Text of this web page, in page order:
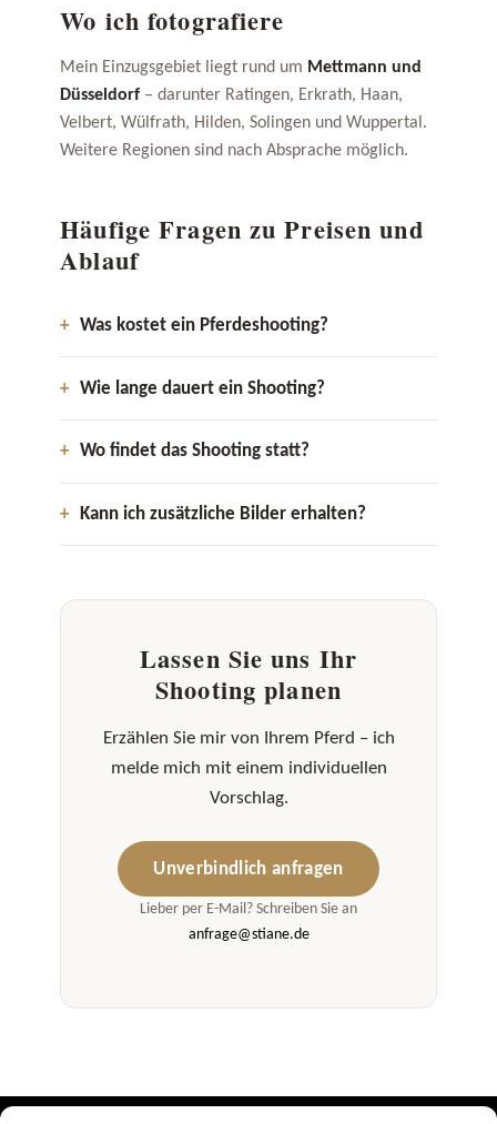
Wo ich fotografiere
Mein Einzugsgebiet liegt rund um Mettmann und
Düsseldorf – darunter Ratingen, Erkrath, Haan,
Velbert, Wülfrath, Hilden, Solingen und Wuppertal.
Weitere Regionen sind nach Absprache möglich.
Häufige Fragen zu Preisen und
Ablauf
Was kostet ein Pferdeshooting?
Wie lange dauert ein Shooting?
Wo findet das Shooting statt?
Kann ich zusätzliche Bilder erhalten?
Lassen Sie uns Ihr
Shooting planen
Erzählen Sie mir von Ihrem Pferd – ich
melde mich mit einem individuellen
Vorschlag.
Unverbindlich anfragen
Lieber per E-Mail? Schreiben Sie an
anfrage@stiane.de